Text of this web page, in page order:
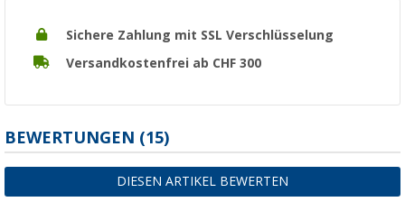
Sichere Zahlung mit SSL Verschlüsselung
Versandkostenfrei ab CHF 300
BEWERTUNGEN (15)
DIESEN ARTIKEL BEWERTEN